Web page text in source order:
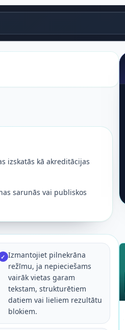
izskatās kā akreditācijas
sarunās vai publiskos
✓ Izmantojiet pilnekrāna
režīmu, ja nepieciešams
vairāk vietas garam
tekstam, strukturētiem
datiem vai lieliem rezultātu
blokiem.